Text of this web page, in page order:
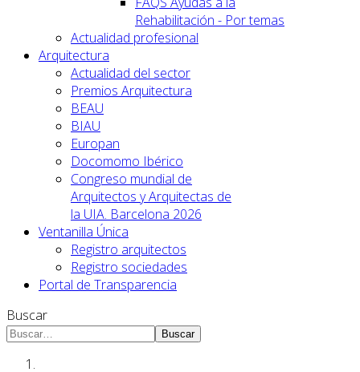
Rehabilitación - Por temas
Actualidad profesional
Arquitectura
Actualidad del sector
Premios Arquitectura
BEAU
BIAU
Europan
Docomomo Ibérico
Congreso mundial de
Arquitectos y Arquitectas de
la UIA. Barcelona 2026
Ventanilla Única
Registro arquitectos
Registro sociedades
Portal de Transparencia
Buscar
Buscar